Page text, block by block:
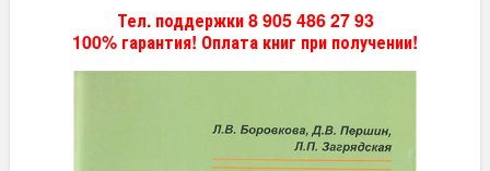
Тел. поддержки 8 905 486 27 93
100% гарантия! Оплата книг при получении!